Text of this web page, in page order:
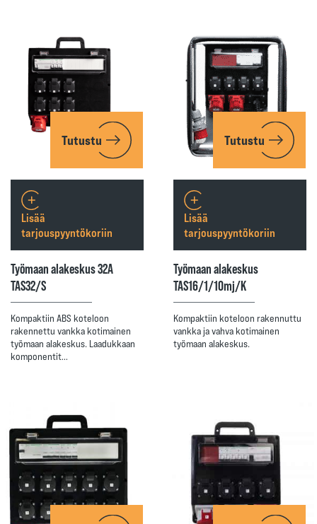
Tutustu
Työmaan alakeskus 32A
TAS32/S
Kompaktiin ABS koteloon
rakennettu vankka kotimainen
työmaan alakeskus. Laadukkaan
komponentit…
Lisää
tarjouspyyntökoriin
Tutustu
Työmaan alakeskus
TAS16/1/10mj/K
Kompaktiin koteloon rakennuttu
vankka ja vahva kotimainen
työmaan alakeskus.
Lisää
tarjouspyyntökoriin